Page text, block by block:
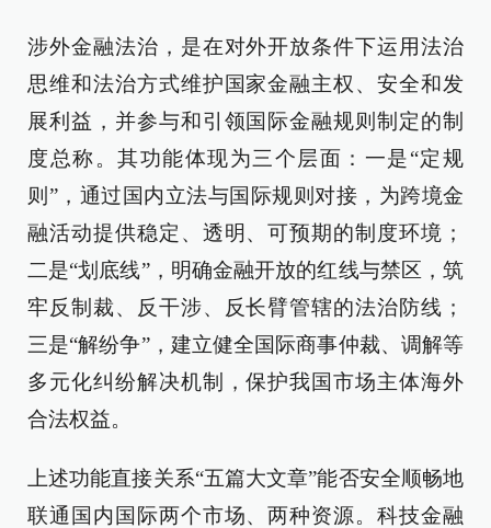
涉外金融法治，是在对外开放条件下运用法治
思维和法治方式维护国家金融主权、安全和发
展利益，并参与和引领国际金融规则制定的制
度总称。其功能体现为三个层面：一是“定规
则”，通过国内立法与国际规则对接，为跨境金
融活动提供稳定、透明、可预期的制度环境；
二是“划底线”，明确金融开放的红线与禁区，筑
牢反制裁、反干涉、反长臂管辖的法治防线；
三是“解纷争”，建立健全国际商事仲裁、调解等
多元化纠纷解决机制，保护我国市场主体海外
合法权益。
上述功能直接关系“五篇大文章”能否安全顺畅地
联通国内国际两个市场、两种资源。科技金融